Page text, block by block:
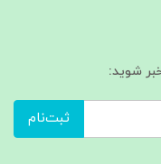
شوید:
ثبت‌نام